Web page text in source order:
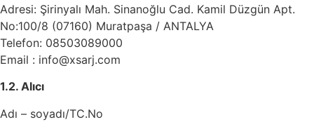
Adresi: Şirinyalı Mah. Sinanoğlu Cad. Kamil Düzgün Apt.
No:100/8 (07160) Muratpaşa / ANTALYA
Telefon: 08503089000
Email : info@xsarj.com
1.2. Alıcı
Adı – soyadı/TC.No